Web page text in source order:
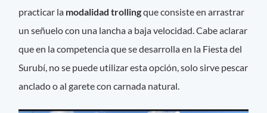
practicar la modalidad trollingque consiste en arrastrar
un señuelo con una lancha a baja velocidad. Cabe aclarar
que en la competencia que se desarrolla en la Fiesta del
Surubí, no se puede utilizar esta opción, solo sirve pescar
anclado o al garete con carnada natural.